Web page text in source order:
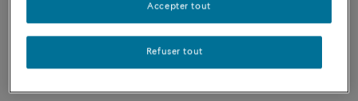
AJOUTER AU PANIER
Contactez-nous pour toute question sur les tailles
Disponibilité en boutique
Refuser tout
Accepter tout